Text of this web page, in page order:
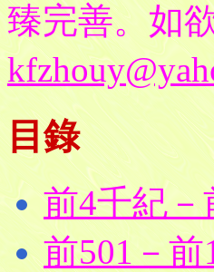
臻完善。如
目錄
前4千紀－
前501－前